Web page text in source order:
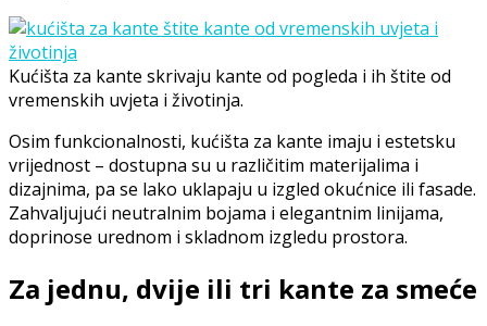
Kućišta za kante skrivaju kante od pogleda i ih štite od
vremenskih uvjeta i životinja.
Osim funkcionalnosti, kućišta za kante imaju i estetsku
vrijednost – dostupna su u različitim materijalima i
dizajnima, pa se lako uklapaju u izgled okućnice ili fasade.
Zahvaljujući neutralnim bojama i elegantnim linijama,
doprinose urednom i skladnom izgledu prostora.
Za jednu, dvije ili tri kante za smeće